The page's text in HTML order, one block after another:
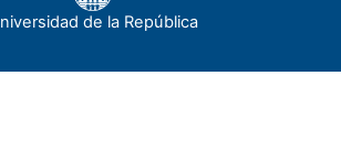
de la República